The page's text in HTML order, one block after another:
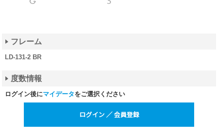
フレーム
LD-131-2 BR
度数情報
ログイン後にマイデータをご選択ください